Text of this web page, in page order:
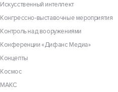
Искусственный интеллект
Конгрессно-выставочные мероприятия
Контроль над вооружениями
Конференции «Дифанс Медиа»
Концепты
Космос
МАКС